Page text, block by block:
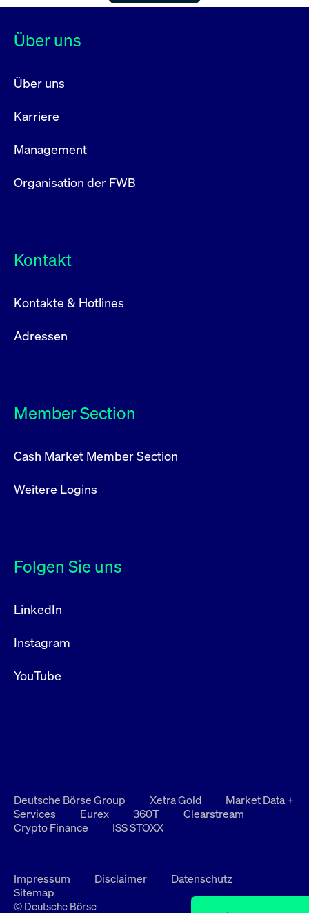
Über uns
Über uns
Karriere
Management
Organisation der FWB
Kontakt
Kontakte & Hotlines
Adressen
Member Section
Cash Market Member Section
Weitere Logins
Folgen Sie uns
LinkedIn
Instagram
YouTube
Deutsche Börse Group Xetra Gold
Market Data +
Services
Eurex 360T
Clearstream
Crypto Finance
ISS STOXX
Impressum Disclaimer
Datenschutz
Sitemap
© Deutsche Börse